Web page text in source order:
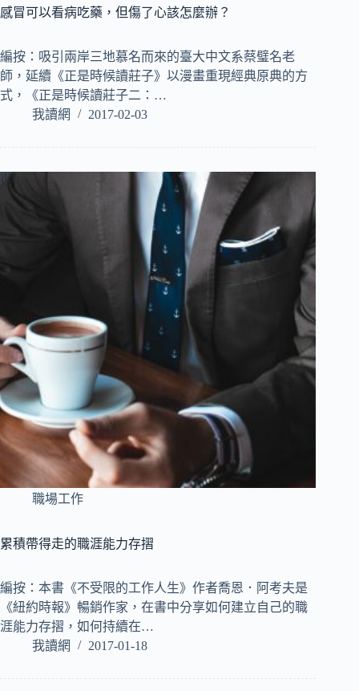
感冒可以看病吃藥，但傷了心該怎麼辦？
編按：吸引兩岸三地慕名而來的臺大中文系蔡璧名老
師，延續《正是時候讀莊子》以漫畫重現經典原典的方
式，《正是時候讀莊子二：…
我讀網
2017-02-03
職場工作
累積帶得走的職涯能力存摺
編按：本書《不受限的工作人生》作者喬恩．阿考夫是
《紐約時報》暢銷作家，在書中分享如何建立自己的職
涯能力存摺，如何持續在…
我讀網
2017-01-18